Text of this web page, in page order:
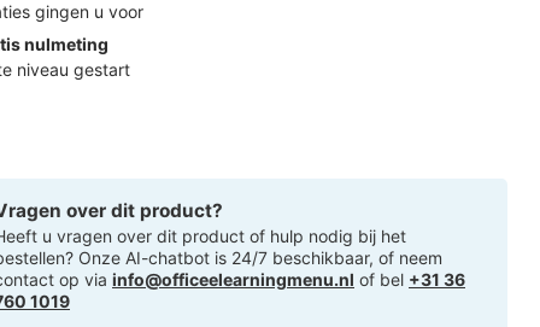
gingen u voor
nulmeting
niveau gestart
over dit product?
u vragen over dit product of hulp nodig bij het
Onze AI-chatbot is 24/7 beschikbaar, of neem
op via info@officeelearningmenu.nl of bel +31 36
1019